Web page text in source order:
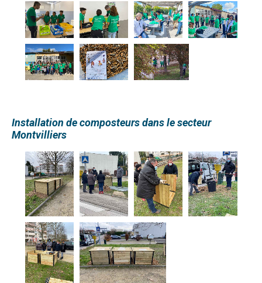
Installation de composteurs dans le secteur
Montvilliers